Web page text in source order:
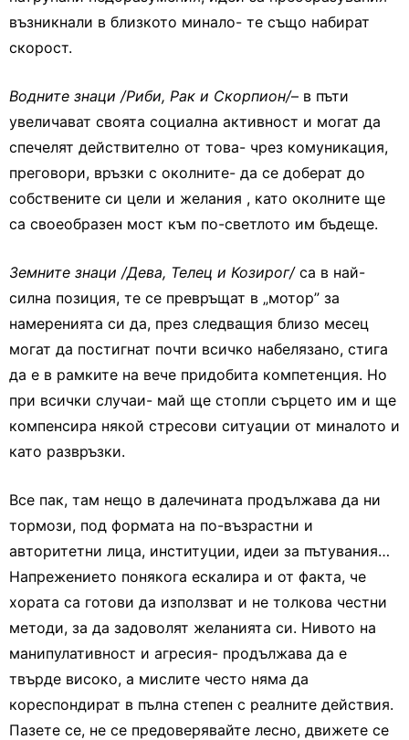
възникнали в близкото минало- те също набират
скорост.
Водните знаци /Риби, Рак и Скорпион/– в пъти
увеличават своята социална активност и могат да
спечелят действително от това- чрез комуникация,
преговори, връзки с околните- да се доберат до
собствените си цели и желания , като околните ще
са своеобразен мост към по-светлото им бъдеще.
Земните знаци /Дева, Телец и Козирог/са в най-
силна позиция, те се превръщат в „мотор” за
намеренията си да, през следващия близо месец
могат да постигнат почти всичко набелязано, стига
да е в рамките на вече придобита компетенция. Но
при всички случаи- май ще стопли сърцето им и ще
компенсира някой стресови ситуации от миналото и
като развръзки.
Все пак, там нещо в далечината продължава да ни
тормози, под формата на по-възрастни и
авторитетни лица, институции, идеи за пътувания…
Напрежението понякога ескалира и от факта, че
хората са готови да използват и не толкова честни
методи, за да задоволят желанията си. Нивото на
манипулативност и агресия- продължава да е
твърде високо, а мислите често няма да
кореспондират в пълна степен с реалните действия.
Пазете се, не се предоверявайте лесно, движете се